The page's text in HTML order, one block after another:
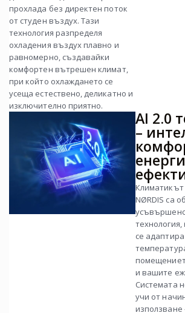
прохлада без директен поток
от студен въздух. Тази
технология разпределя
охладения въздух плавно и
равномерно, създавайки
комфортен вътрешен климат,
при който охлаждането се
усеща естествено, деликатно и
изключително приятно.
AI 2.0
–
NØRDIS са
се
и вашите
Системата
учи от
използване